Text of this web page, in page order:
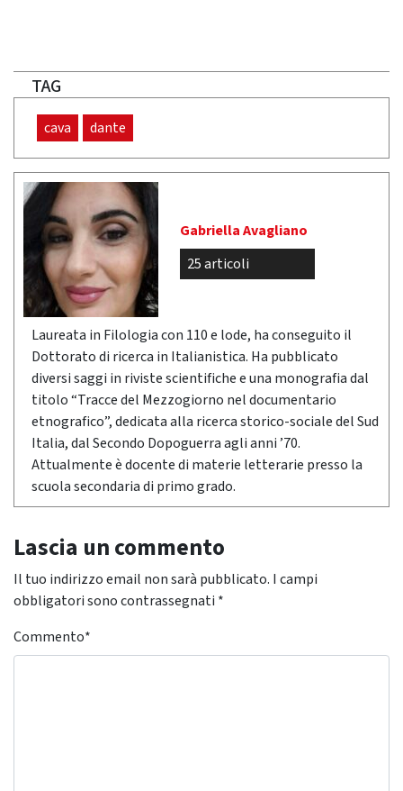
TAG
cava dante
Gabriella Avagliano
25 articoli
Laureata in Filologia con 110 e lode, ha conseguito il
Dottorato di ricerca in Italianistica. Ha pubblicato
diversi saggi in riviste scientifiche e una monografia dal
titolo “Tracce del Mezzogiorno nel documentario
etnografico”, dedicata alla ricerca storico-sociale del Sud
Italia, dal Secondo Dopoguerra agli anni ’70.
Attualmente è docente di materie letterarie presso la
scuola secondaria di primo grado.
Lascia un commento
Il tuo indirizzo email non sarà pubblicato. I campi
obbligatori sono contrassegnati *
Commento*